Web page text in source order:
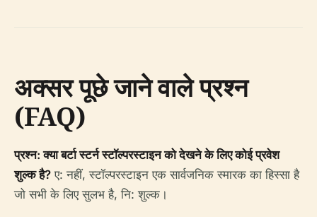
अक्सर पूछे जाने वाले प्रश्न
(FAQ)
प्रश्न: क्या बर्टा स्टर्न स्टॉल्परस्टाइन को देखने के लिए कोई प्रवेश
शुल्क है? ए: नहीं, स्टॉल्परस्टाइन एक सार्वजनिक स्मारक का हिस्सा है
जो सभी के लिए सुलभ है, नि: शुल्क।